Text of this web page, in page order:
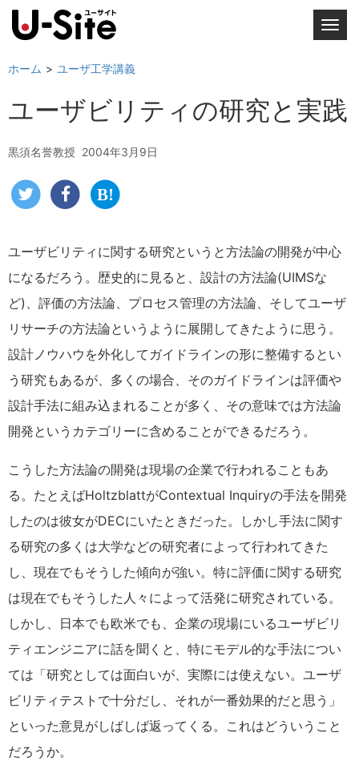
T
l
e
t
o
ホーム ユーザ工学講義
ユーザビリティの研究と実践
黒須名誉教授 2004年3月9日
ユーザビリティに関する研究というと方法論の開発が中心
になるだろう。歴史的に見ると、設計の方法論(UIMSな
ど)、評価の方法論、プロセス管理の方法論、そしてユーザ
リサーチの方法論というように展開してきたように思う。
設計ノウハウを外化してガイドラインの形に整備するとい
う研究もあるが、多くの場合、そのガイドラインは評価や
設計手法に組み込まれることが多く、その意味では方法論
開発というカテゴリーに含めることができるだろう。
こうした方法論の開発は現場の企業で行われることもあ
る。たとえばHoltzblattがContextual Inquiryの手法を開発
したのは彼女がDECにいたときだった。しかし手法に関す
る研究の多くは大学などの研究者によって行われてきた
し、現在でもそうした傾向が強い。特に評価に関する研究
は現在でもそうした人々によって活発に研究されている。
しかし、日本でも欧米でも、企業の現場にいるユーザビリ
ティエンジニアに話を聞くと、特にモデル的な手法につい
ては「研究としては面白いが、実際には使えない。ユーザ
ビリティテストで十分だし、それが一番効果的だと思う」
といった意見がしばしば返ってくる。これはどういうこと
だろうか。